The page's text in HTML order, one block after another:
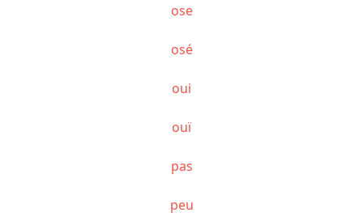
ose
osé
oui
ouï
pas
peu